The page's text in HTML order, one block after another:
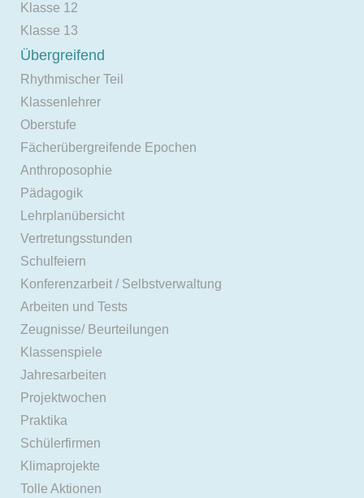
Klasse 12
Klasse 13
Übergreifend
Rhythmischer Teil
Klassenlehrer
Oberstufe
Fächerübergreifende Epochen
Anthroposophie
Pädagogik
Lehrplanübersicht
Vertretungsstunden
Schulfeiern
Konferenzarbeit / Selbstverwaltung
Arbeiten und Tests
Zeugnisse/ Beurteilungen
Klassenspiele
Jahresarbeiten
Projektwochen
Praktika
Schülerfirmen
Klimaprojekte
Tolle Aktionen